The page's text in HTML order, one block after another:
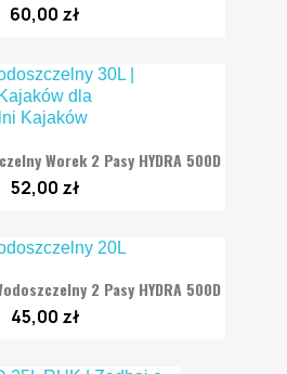
60,00 zł
Worek 2 Pasy HYDRA 500D
52,00 zł
2 Pasy HYDRA 500D
45,00 zł